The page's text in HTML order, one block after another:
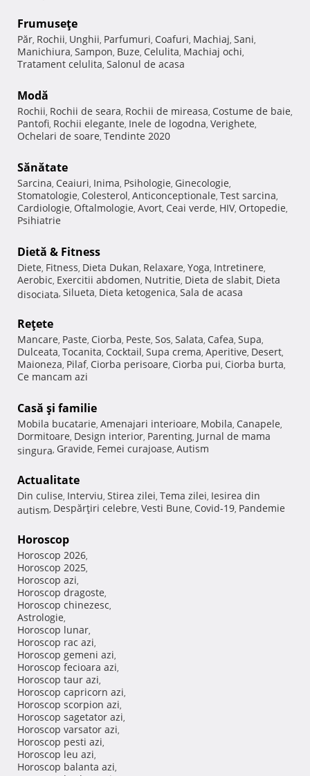
Frumuseţe
Păr, Rochii, Unghii, Parfumuri, Coafuri, Machiaj, Sani,
Manichiura, Sampon, Buze, Celulita, Machiaj ochi,
Tratament celulita, Salonul de acasa
Modă
Rochii, Rochii de seara, Rochii de mireasa, Costume de baie,
Pantofi, Rochii elegante, Inele de logodna, Verighete,
Ochelari de soare, Tendinte 2020
Sănătate
Sarcina, Ceaiuri, Inima, Psihologie, Ginecologie,
Stomatologie, Colesterol, Anticonceptionale, Test sarcina,
Cardiologie, Oftalmologie, Avort, Ceai verde, HIV, Ortopedie,
Psihiatrie
Dietă & Fitness
Diete, Fitness, Dieta Dukan, Relaxare, Yoga, Intretinere,
Aerobic, Exercitii abdomen, Nutritie, Dieta de slabit, Dieta
disociata, Silueta, Dieta ketogenica, Sala de acasa
Reţete
Mancare, Paste, Ciorba, Peste, Sos, Salata, Cafea, Supa,
Dulceata, Tocanita, Cocktail, Supa crema, Aperitive, Desert,
Maioneza, Pilaf, Ciorba perisoare, Ciorba pui, Ciorba burta,
Ce mancam azi
Casă şi familie
Mobila bucatarie, Amenajari interioare, Mobila, Canapele,
Dormitoare, Design interior, Parenting, Jurnal de mama
singura, Gravide, Femei curajoase, Autism
Actualitate
Din culise, Interviu, Stirea zilei, Tema zilei, Iesirea din
autism, Despărţiri celebre, Vesti Bune, Covid-19, Pandemie
Horoscop
Horoscop 2026,
Horoscop 2025,
Horoscop azi,
Horoscop dragoste,
Horoscop chinezesc,
Astrologie,
Horoscop lunar,
Horoscop rac azi,
Horoscop gemeni azi,
Horoscop fecioara azi,
Horoscop taur azi,
Horoscop capricorn azi,
Horoscop scorpion azi,
Horoscop sagetator azi,
Horoscop varsator azi,
Horoscop pesti azi,
Horoscop leu azi,
Horoscop balanta azi,